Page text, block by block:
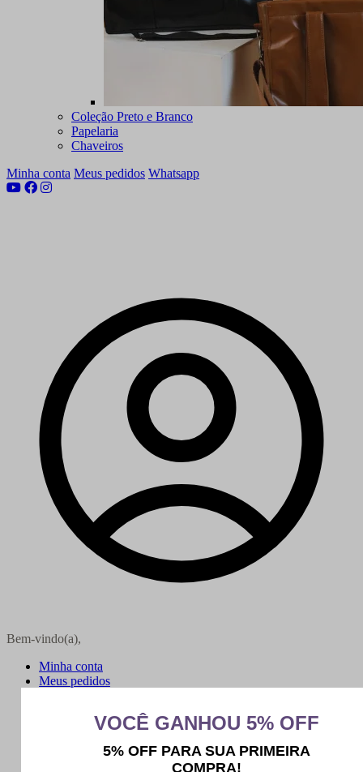
Coleção Preto e Branco
Papelaria
Chaveiros
Minha conta Meus pedidos Whatsapp
Bem-vindo(a),
Minha conta
Meus pedidos